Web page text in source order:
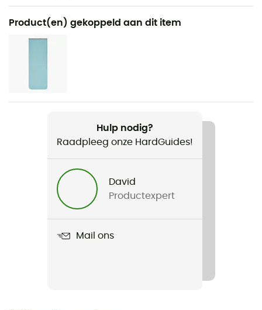
Aanbevolen voor
Bergbeklimmen / Kamperen / Bivak
Product
Product(en) gekoppeld aan dit item
Hulp nodig?
Raadpleeg onze HardGuides!
David
Productexpert
Mail ons